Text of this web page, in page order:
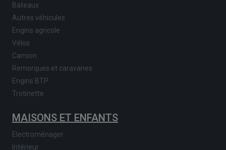
Bateaux
Autres véhicules
Engins agricole
Vélos
Camion
Remorques et caravanes
Engins BTP
Trotinette
MAISONS ET ENFANTS
Electroménager
Intérieur